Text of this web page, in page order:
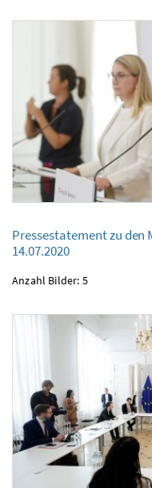
Pressestatement zu den Maßnahmen
14.07.2020
Pressestatement zu den
14.07.2020
Anzahl Bilder: 5